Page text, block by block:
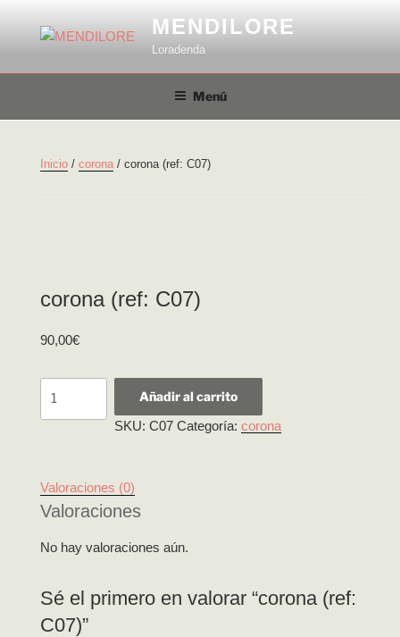
MENDILORE
Loradenda
Menú
Inicio / corona / corona (ref: C07)
corona (ref: C07)
90,00€
Añadir al carrito
SKU: C07 Categoría: corona
Valoraciones (0)
Valoraciones
No hay valoraciones aún.
Sé el primero en valorar “corona (ref:
C07)”